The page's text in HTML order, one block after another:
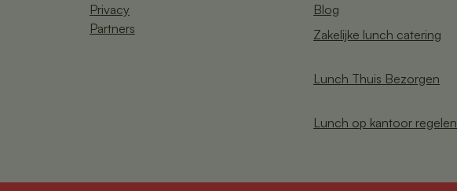
Privacy
Partners
Blog
Zakelijke lunch catering
Lunch Thuis Bezorgen
Lunch op kantoor regelen